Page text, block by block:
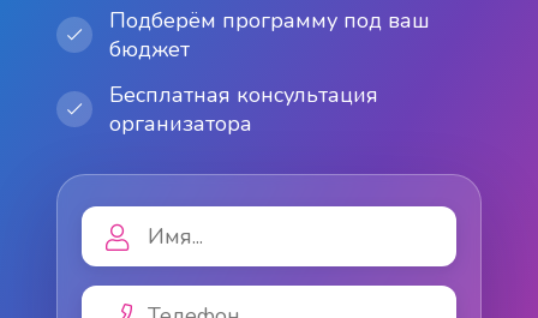
Подберём программу под ваш
бюджет
Бесплатная консультация
организатора